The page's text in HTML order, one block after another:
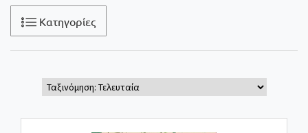
Κατηγορίες